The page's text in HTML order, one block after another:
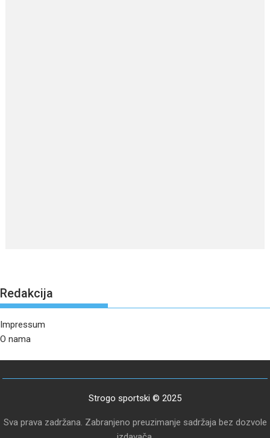
Redakcija
Impressum
O nama
Strogo sportski © 2025
Sva prava zadržana. Zabranjeno preuzimanje sadržaja bez dozvole